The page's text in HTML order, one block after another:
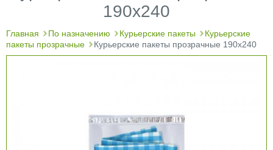
190х240
Главная По назначению Курьерские пакеты
Курьерские
пакеты прозрачные
Курьерские пакеты прозрачные 190х240